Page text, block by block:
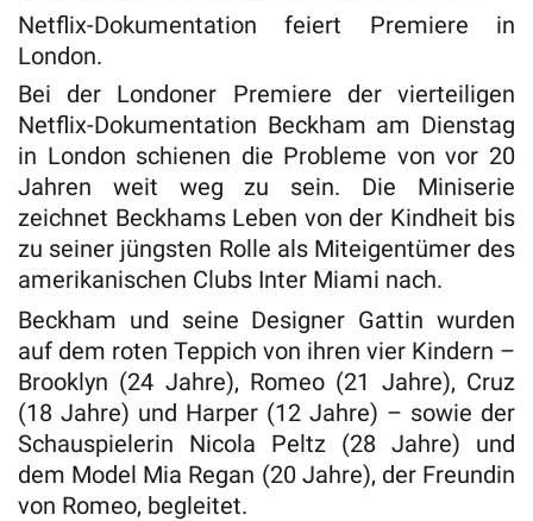
Netflix-Dokumentation feiert Premiere in
London.
Bei der Londoner Premiere der vierteiligen
Netflix-Dokumentation Beckham am Dienstag
in London schienen die Probleme von vor 20
Jahren weit weg zu sein. Die Miniserie
zeichnet Beckhams Leben von der Kindheit bis
zu seiner jüngsten Rolle als Miteigentümer des
amerikanischen Clubs Inter Miami nach.
Beckham und seine Designer Gattin wurden
auf dem roten Teppich von ihren vier Kindern –
Brooklyn (24 Jahre), Romeo (21 Jahre), Cruz
(18 Jahre) und Harper (12 Jahre) – sowie der
Schauspielerin Nicola Peltz (28 Jahre) und
dem Model Mia Regan (20 Jahre), der Freundin
von Romeo, begleitet.